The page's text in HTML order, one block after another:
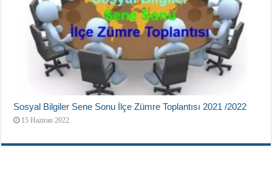
Sosyal Bilgiler Sene Sonu İlçe Zümre Toplantısı 2021 /2022
15 Haziran 2022